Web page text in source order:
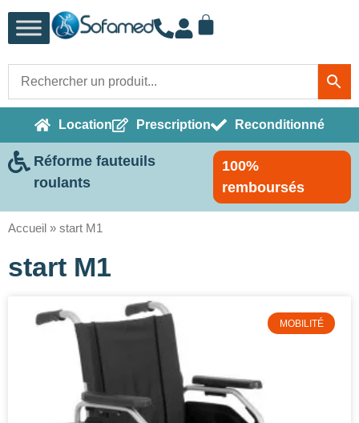
Location Prescription Reconditionné
Réforme fauteuils
roulants
100%
remboursés
Accueil » start M1
start M1
MOBILITÉ